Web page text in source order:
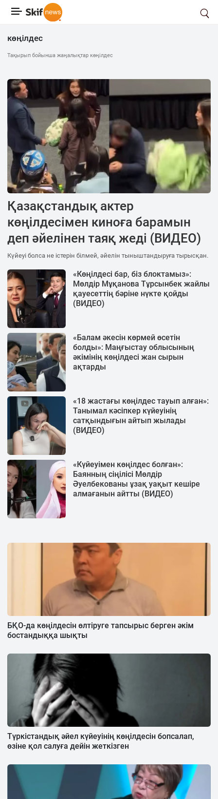
көңілдес
Тақырып бойынша жаңалықтар көңілдес
Қазақстандық актер
көңілдесімен киноға барамын
деп әйелінен таяқ жеді (ВИДЕО)
Күйеуі болса не істерін білмей, әйелін тыныштандыруға тырысқан.
«Көңілдесі бар, біз блоктамыз»:
Мөлдір Мұқанова Тұрсынбек жайлы
қауесеттің бәріне нүкте қойды
(ВИДЕО)
«Балам әкесін көрмей өсетін
болды»: Маңғыстау облысының
әкімінің көңілдесі жан сырын
ақтарды
«18 жастағы көңілдес тауып алған»:
Танымал кәсіпкер күйеуінің
сатқындығын айтып жылады
(ВИДЕО)
«Күйеуімен көңілдес болған»:
Баянның сіңілісі Мөлдір
Әуелбекованы ұзақ уақыт кешіре
алмағанын айтты (ВИДЕО)
БҚО-да көңілдесін өлтіруге тапсырыс берген әкім
бостандыққа шықты
Түркістандық әйел күйеуінің көңілдесін бопсалап,
өзіне қол салуға дейін жеткізген